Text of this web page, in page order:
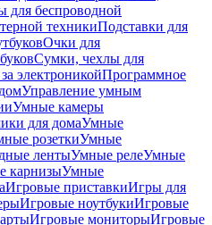
для беспроводной
техникиПодставки для
Очки для
Сумки, чехлы для
электроникойПрограммное
Управление умным
Умные камеры
для домаУмные
розеткиУмные
лентыУмные релеУмные
карнизыУмные
Игровые приставкиИгры для
Игровые ноутбукиИгровые
Игровые мониторыИгровые